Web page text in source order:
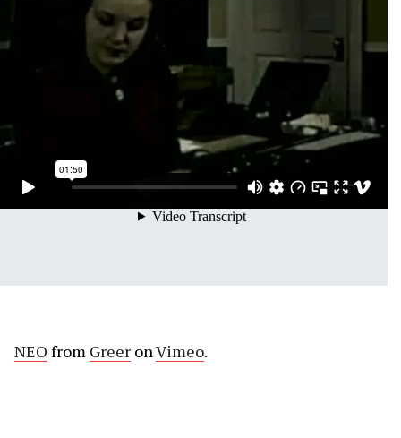
NEO from GreeronVimeo.